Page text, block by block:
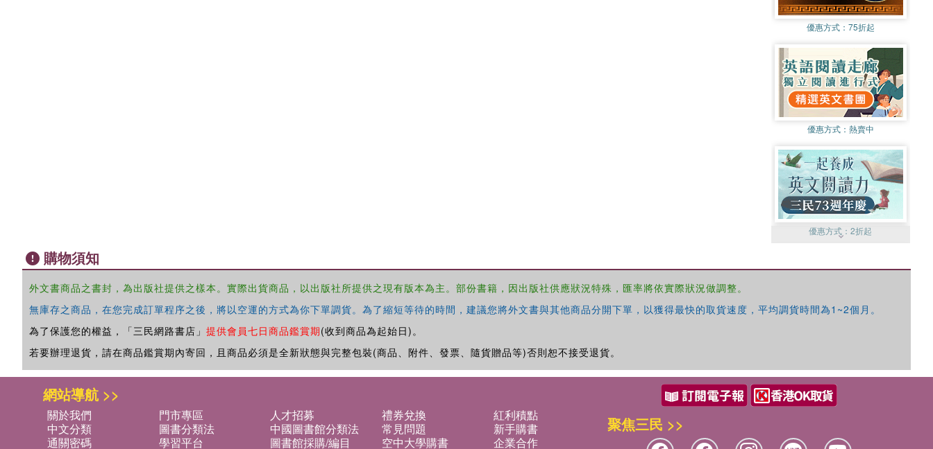
優惠方式： 75折起
優惠方式： 熱賣中
優惠方式：2折起
購物須知
外文書商品之書封，為出版社提供之樣本。實際出貨商品，以出版社所提供之現有版本為主。部份書籍，因出版社供應狀況特殊，匯率將依實際狀況做調整。
無庫存之商品，在您完成訂單程序之後，將以空運的方式為你下單調貨。為了縮短等待的時間，建議您將外文書與其他商品分開下單，以獲得最快的取貨速度，平均調貨時間為1~2個月。
為了保護您的權益，「三民網路書店」 提供會員七日商品鑑賞期(收到商品為起始日)。
若要辦理退貨，請在商品鑑賞期內寄回，且商品必須是全新狀態與完整包裝(商品、附件、發票、隨貨贈品等)否則恕不接受退貨。
網站導航 >>
關於我們 門市專區 人才招募 禮券兌換
紅利積點
中文分類
圖書分類法 中國圖書館分類法 常見問題
新手購書
通關密碼
學習平台 圖書館採購/編目 空中大學購書
企業合作
聚焦三民 >>